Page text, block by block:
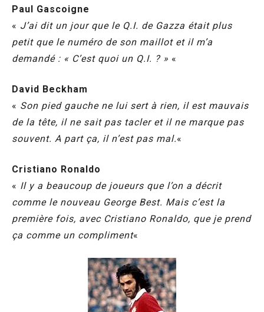
Paul Gascoigne
« J’ai dit un jour que le Q.I. de Gazza était plus
petit que le numéro de son maillot et il m’a
demandé : « C’est quoi un Q.I. ? » «
David Beckham
« Son pied gauche ne lui sert à rien, il est mauvais
de la tête, il ne sait pas tacler et il ne marque pas
souvent. A part ça, il n’est pas mal.«
Cristiano Ronaldo
« Il y a beaucoup de joueurs que l’on a décrit
comme le nouveau George Best. Mais c’est la
première fois, avec Cristiano Ronaldo, que je prend
ça comme un compliment«